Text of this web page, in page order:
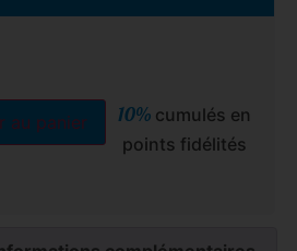
au panier 10% cumulés en
points fidélités